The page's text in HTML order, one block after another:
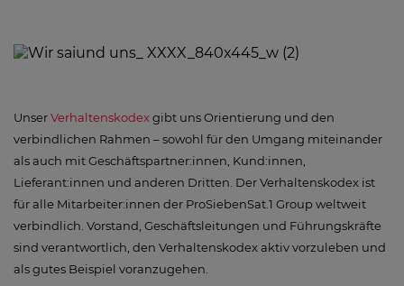
UnserVerhaltenskodexgibt uns Orientierung und den
verbindlichen Rahmen – sowohl für den Umgang miteinander
als auch mit Geschäftspartner:innen, Kund:innen,
Lieferant:innen und anderen Dritten. Der Verhaltenskodex ist
für alle Mitarbeiter:innen der ProSiebenSat.1 Group weltweit
verbindlich. Vorstand, Geschäftsleitungen und Führungskräfte
sind verantwortlich, den Verhaltenskodex aktiv vorzuleben und
als gutes Beispiel voranzugehen.